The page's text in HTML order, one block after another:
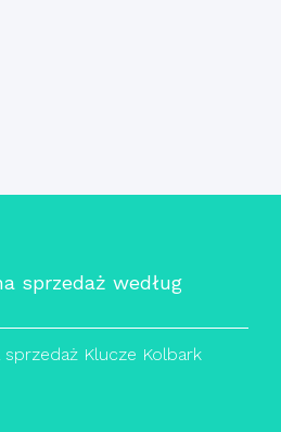
sprzedaż według
sprzedaż Klucze Kolbark